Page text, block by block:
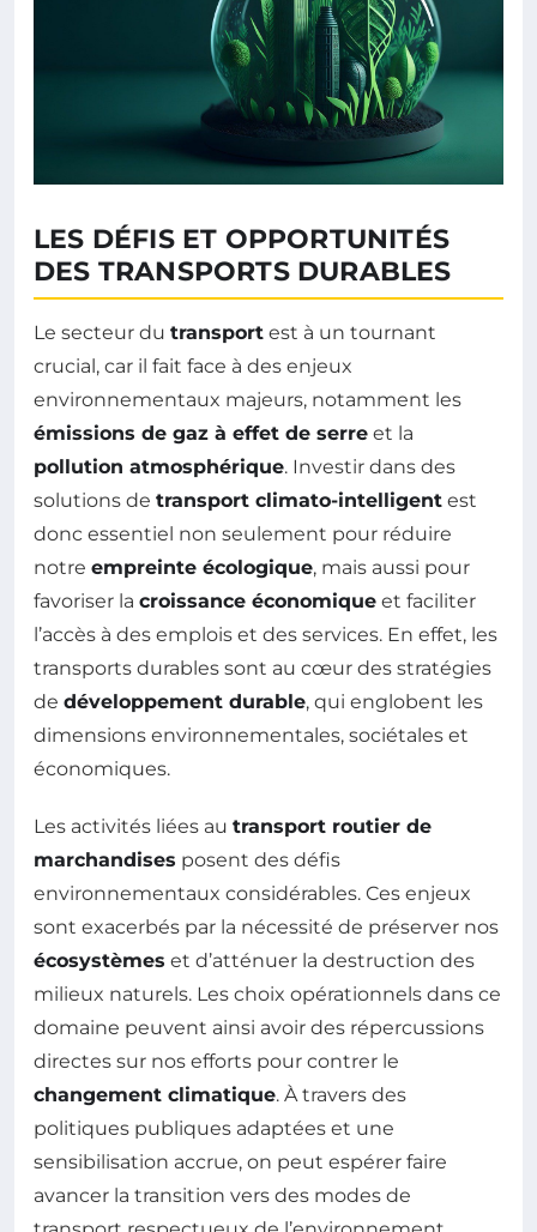
LES DÉFIS ET OPPORTUNITÉS
DES TRANSPORTS DURABLES
Le secteur du transport est à un tournant
crucial, car il fait face à des enjeux
environnementaux majeurs, notamment les
émissions de gaz à effet de serre et la
pollution atmosphérique. Investir dans des
solutions de transport climato-intelligent est
donc essentiel non seulement pour réduire
notre empreinte écologique, mais aussi pour
favoriser la croissance économique et faciliter
l’accès à des emplois et des services. En effet, les
transports durables sont au cœur des stratégies
de développement durable, qui englobent les
dimensions environnementales, sociétales et
économiques.
Les activités liées au transport routier de
marchandises posent des défis
environnementaux considérables. Ces enjeux
sont exacerbés par la nécessité de préserver nos
écosystèmes et d’atténuer la destruction des
milieux naturels. Les choix opérationnels dans ce
domaine peuvent ainsi avoir des répercussions
directes sur nos efforts pour contrer le
changement climatique. À travers des
politiques publiques adaptées et une
sensibilisation accrue, on peut espérer faire
avancer la transition vers des modes de